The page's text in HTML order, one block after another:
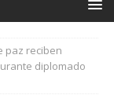
paz reciben
diplomado